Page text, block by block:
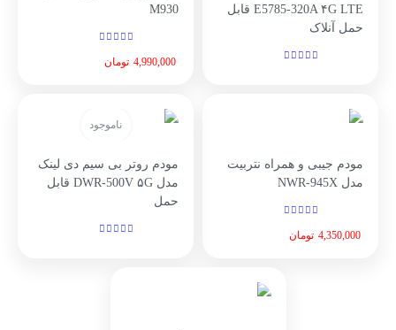
E5785-320A ۴G LTE قابل
حمل آنلاک
M930
تومان
مودم جیبی و همراه نتربیت
مدل NWR‑945X
تومان
ناموجود
مودم روتر بی سیم دی لینک
مدل DWR-500V ۵G قابل
حمل